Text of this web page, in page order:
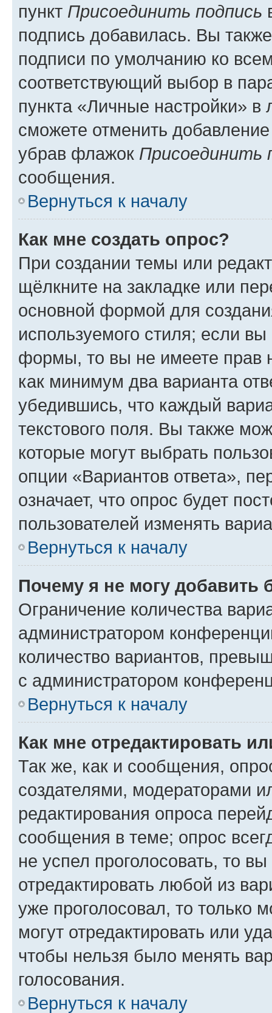
пункт Присоединить подпись
подпись добавилась. Вы
подписи по умолчанию ко
соответствующий выбор в
пункта «Личные настройки»
сможете отменить
убрав флажок Присоединить
сообщения.
Вернуться к началу
Как мне создать опрос?
При создании темы или
щёлкните на закладке или
основной формой для
используемого стиля; если
формы, то вы не имеете прав
как минимум два варианта
убедившись, что каждый
текстового поля. Вы также
которые могут выбрать
опции «Вариантов ответа»,
означает, что опрос будет
пользователей изменять
Вернуться к началу
Почему я не могу добавить
Ограничение количества
администратором
количество вариантов,
с администратором
Вернуться к началу
Как мне отредактировать
Так же, как и сообщения,
создателями, модераторами
редактирования опроса
сообщения в теме; опрос
не успел проголосовать, то
отредактировать любой из
уже проголосовал, то только
могут отредактировать или
чтобы нельзя было менять
голосования.
Вернуться к началу